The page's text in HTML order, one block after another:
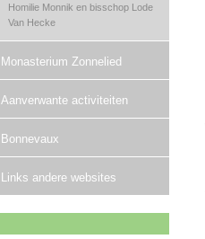
Homilie Monnik en bisschop Lode
Van Hecke
Monasterium Zonnelied
Aanverwante activiteiten
Bonnevaux
Links andere websites